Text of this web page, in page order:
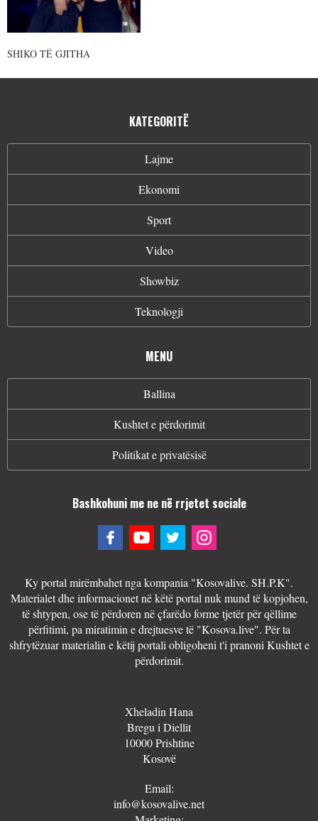
SHIKO TË GJITHA
KATEGORITË
Lajme
Ekonomi
Sport
Video
Showbiz
Teknologji
MENU
Ballina
Kushtet e përdorimit
Politikat e privatësisë
Bashkohuni me ne në rrjetet sociale
Ky portal mirëmbahet nga kompania "Kosovalive. SH.P.K".
Materialet dhe informacionet në këtë portal nuk mund të kopjohen,
të shtypen, ose të përdoren në çfarëdo forme tjetër për qëllime
përfitimi, pa miratimin e drejtuesve të "Kosova.live". Për ta
shfrytëzuar materialin e këtij portali obligoheni t'i pranoni Kushtet e
përdorimit.
Xheladin Hana
Bregu i Diellit
10000 Prishtine
Kosovë
Email:
info@kosovalive.net